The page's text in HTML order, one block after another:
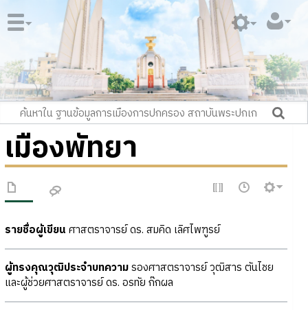
เมืองพัทยา
รายชื่อผู้เขียน ศาสตราจารย์ ดร. สมคิด เลิศไพฑูรย์
ผู้ทรงคุณวุฒิประจำบทความรองศาสตราจารย์ วุฒิสาร ตันไชย
และผู้ช่วยศาสตราจารย์ ดร. อรทัย ก๊กผล